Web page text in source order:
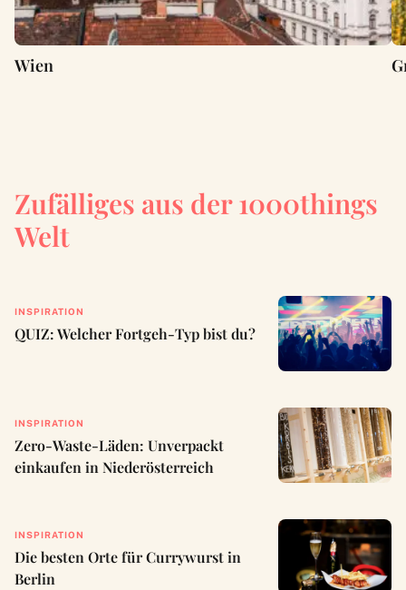
Wien
Zufälliges aus der 1000things
Welt
INSPIRATION
QUIZ: Welcher Fortgeh-Typ bist du?
INSPIRATION
Zero-Waste-Läden: Unverpackt
einkaufen in Niederösterreich
INSPIRATION
Die besten Orte für Currywurst in
Berlin